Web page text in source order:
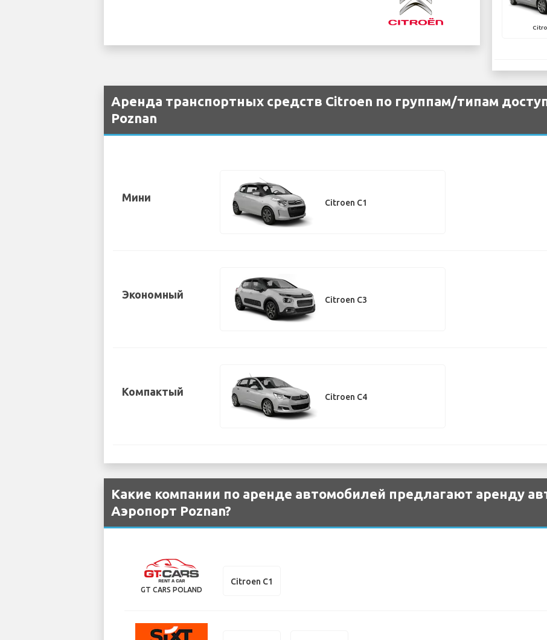
Аренда транспортных средств Citroen по группам/типам
Poznan
Мини Citroen C1
Экономный Citroen C3
Компактый Citroen C4
Какие компании по аренде автомобилей предлагают аренду
Аэропорт Poznan?
GT CARS POLAND
Citroen C1